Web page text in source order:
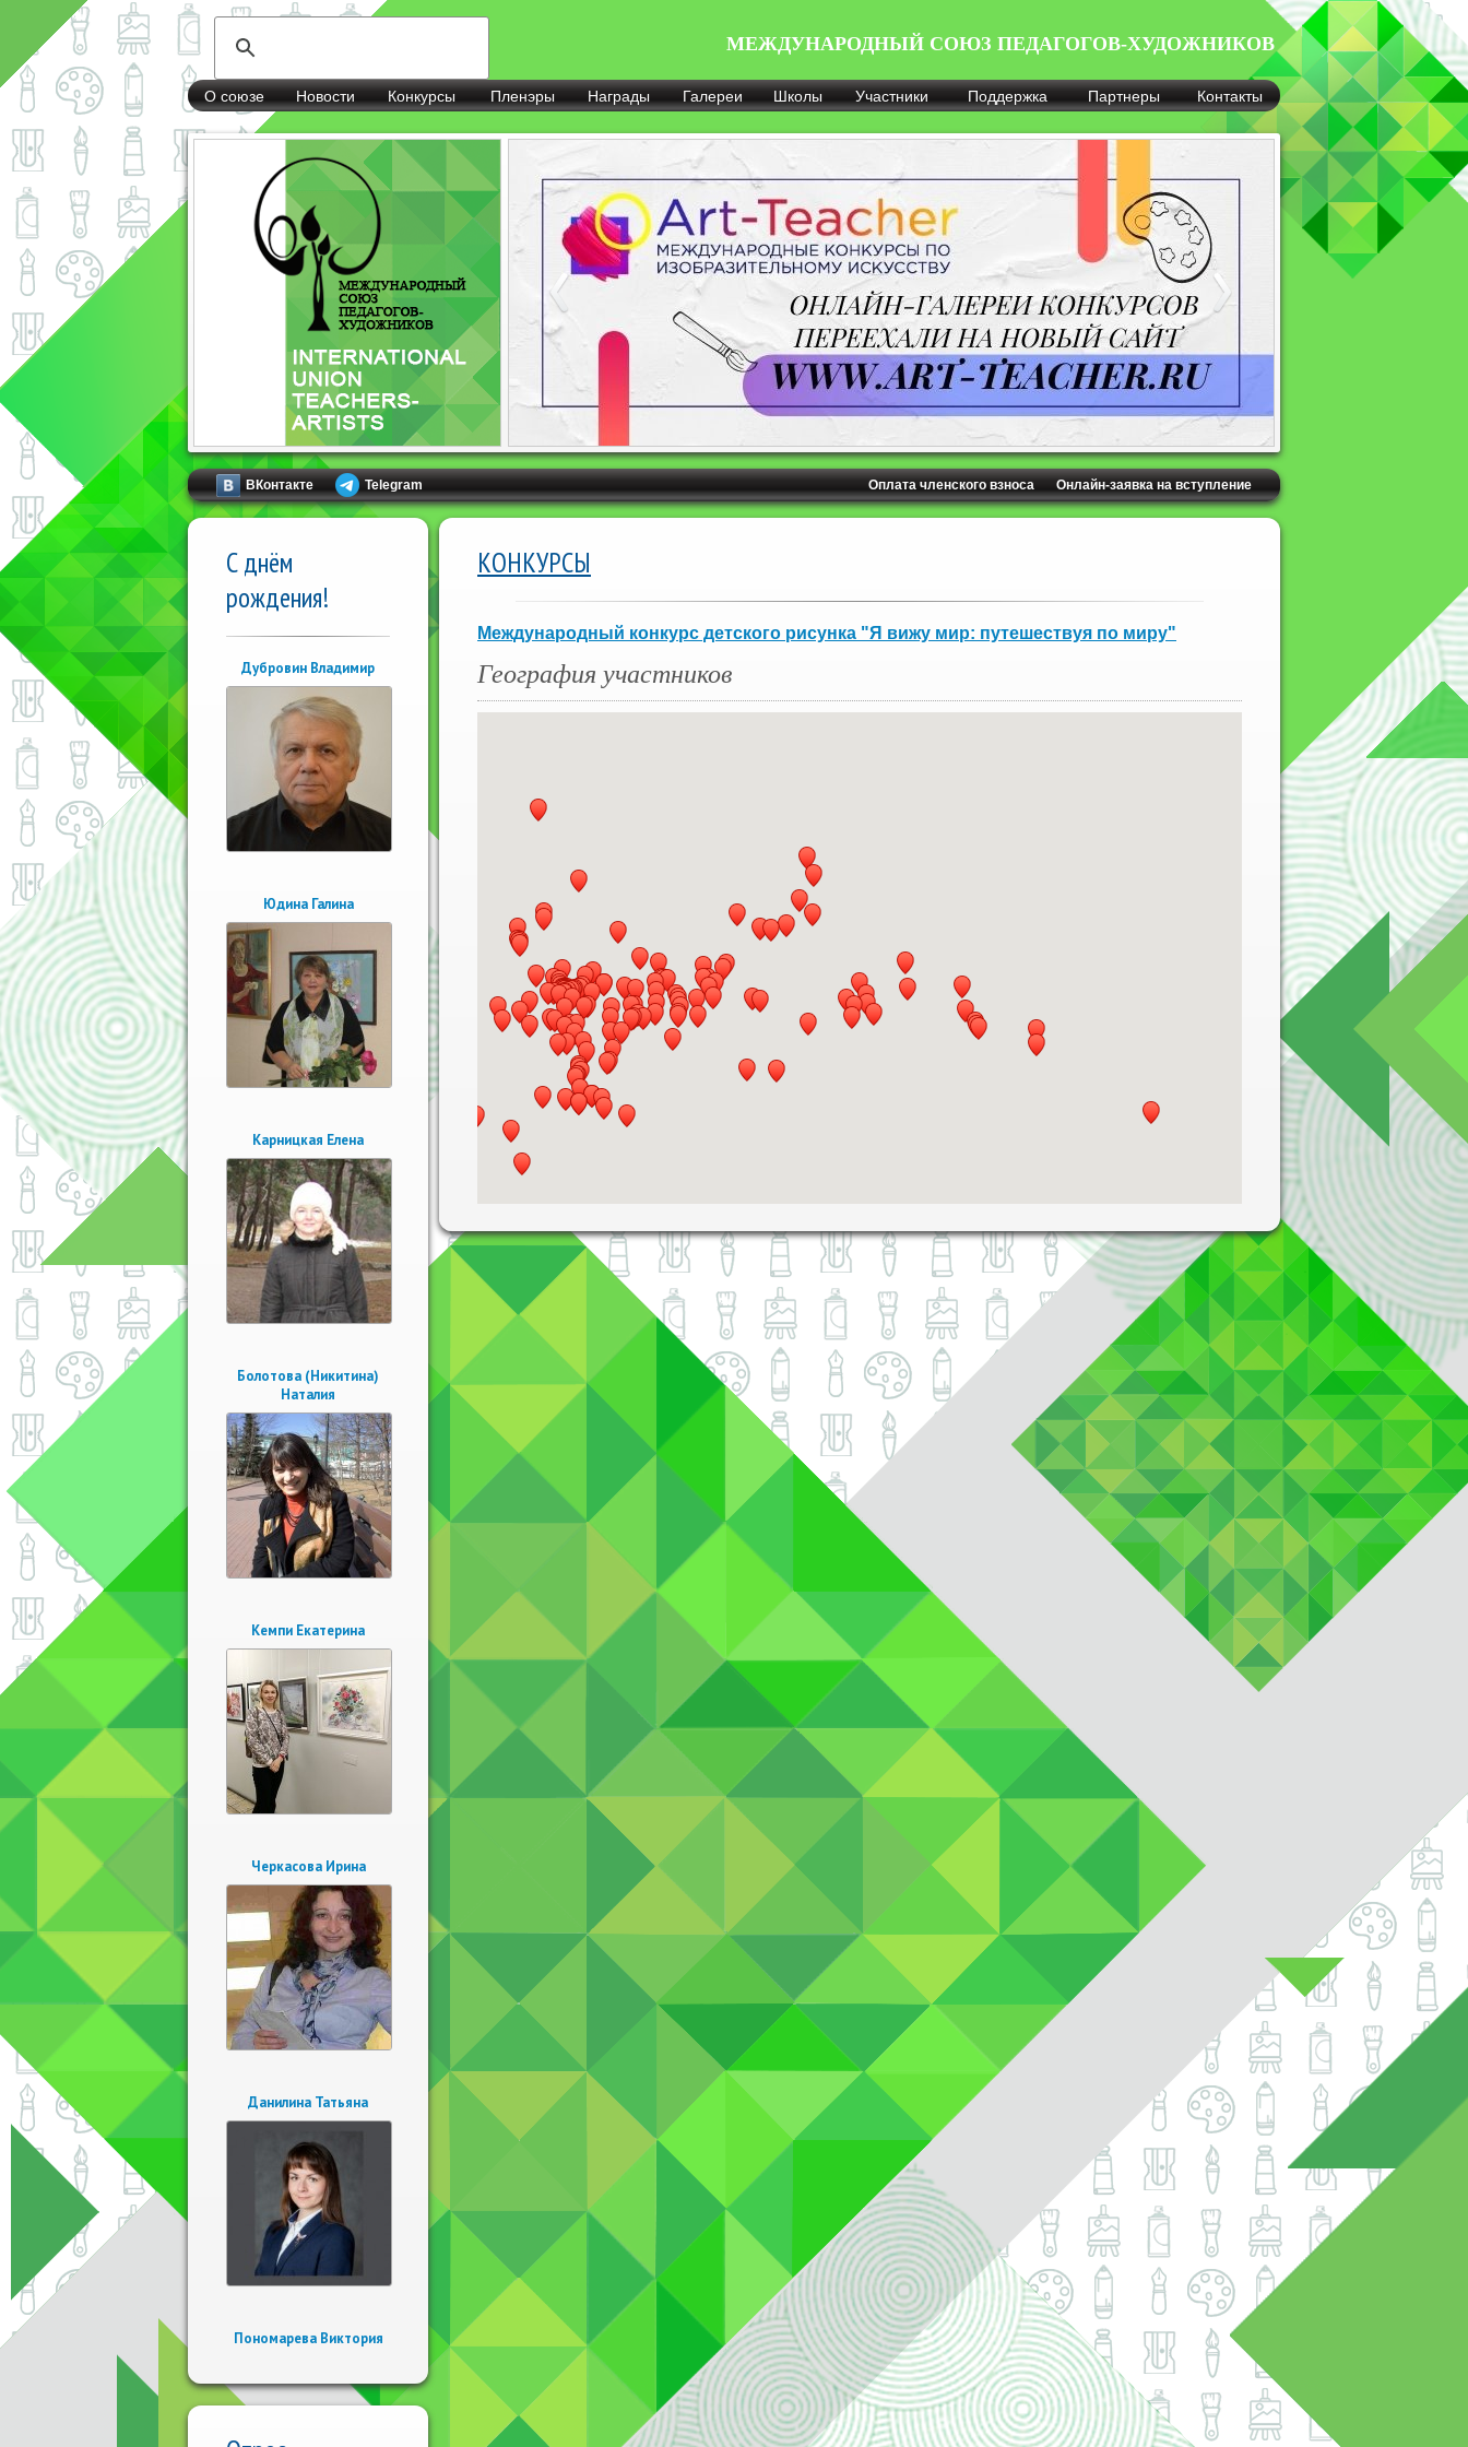
МЕЖДУНАРОДНЫЙ СОЮЗ ПЕДАГОГОВ-ХУДОЖНИКОВ
О союзе Новости Конкурсы Пленэры Награды Галереи Школы Участники Поддержка Партнеры Контакты
ВКонтакте Telegram Онлайн-заявка на вступление
Оплата членского взноса
С днём
рождения!
Дубровин Владимир
Юдина Галина
Карницкая Елена
Болотова (Никитина)
Наталия
Кемпи Екатерина
Черкасова Ирина
Данилина Татьяна
Пономарева Виктория
КОНКУРСЫ
Международный конкурс детского рисунка "Я вижу мир: путешествуя по миру"
География участников